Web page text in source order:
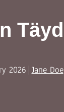
2026 Jane Doe